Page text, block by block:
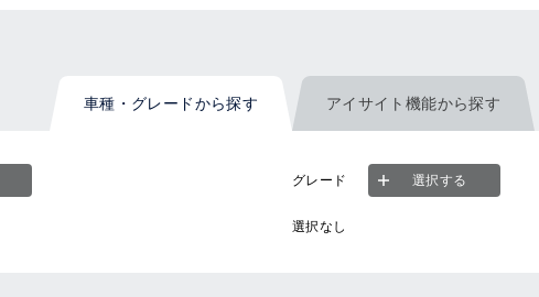
車種・グレードから探す アイサイト機能から探す
グレード 選択する